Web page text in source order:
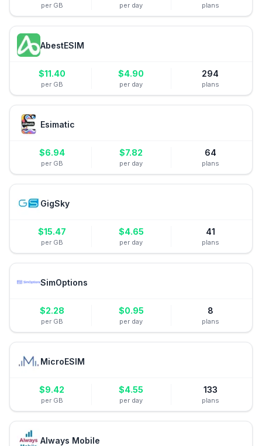
per GB per day plans
AbestESIM
$11.40
per GB
$4.90
per day
294
plans
Esimatic
$6.94
per GB
$7.82
per day
64
plans
GigSky
$15.47
per GB
$4.65
per day
41
plans
SimOptions
$2.28
per GB
$0.95
per day
8
plans
MicroESIM
$9.42
per GB
$4.55
per day
133
plans
Always Mobile